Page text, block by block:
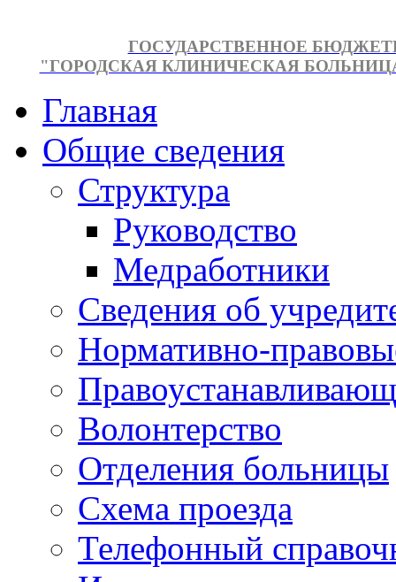
ГОСУДАРСТВЕННОЕ
"ГОРОДСКАЯ КЛИНИЧЕСКАЯ
Главная
Общие сведения
Структура
Руководство
Медработники
Сведения об
Нормативно-
Волонтерство
Отделения больницы
Схема проезда
Телефонный